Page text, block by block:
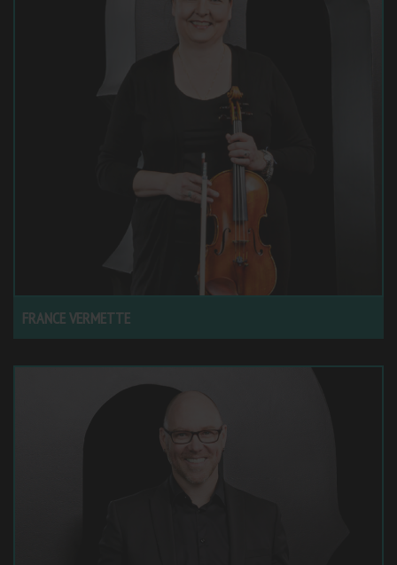
FRANCE VERMETTE